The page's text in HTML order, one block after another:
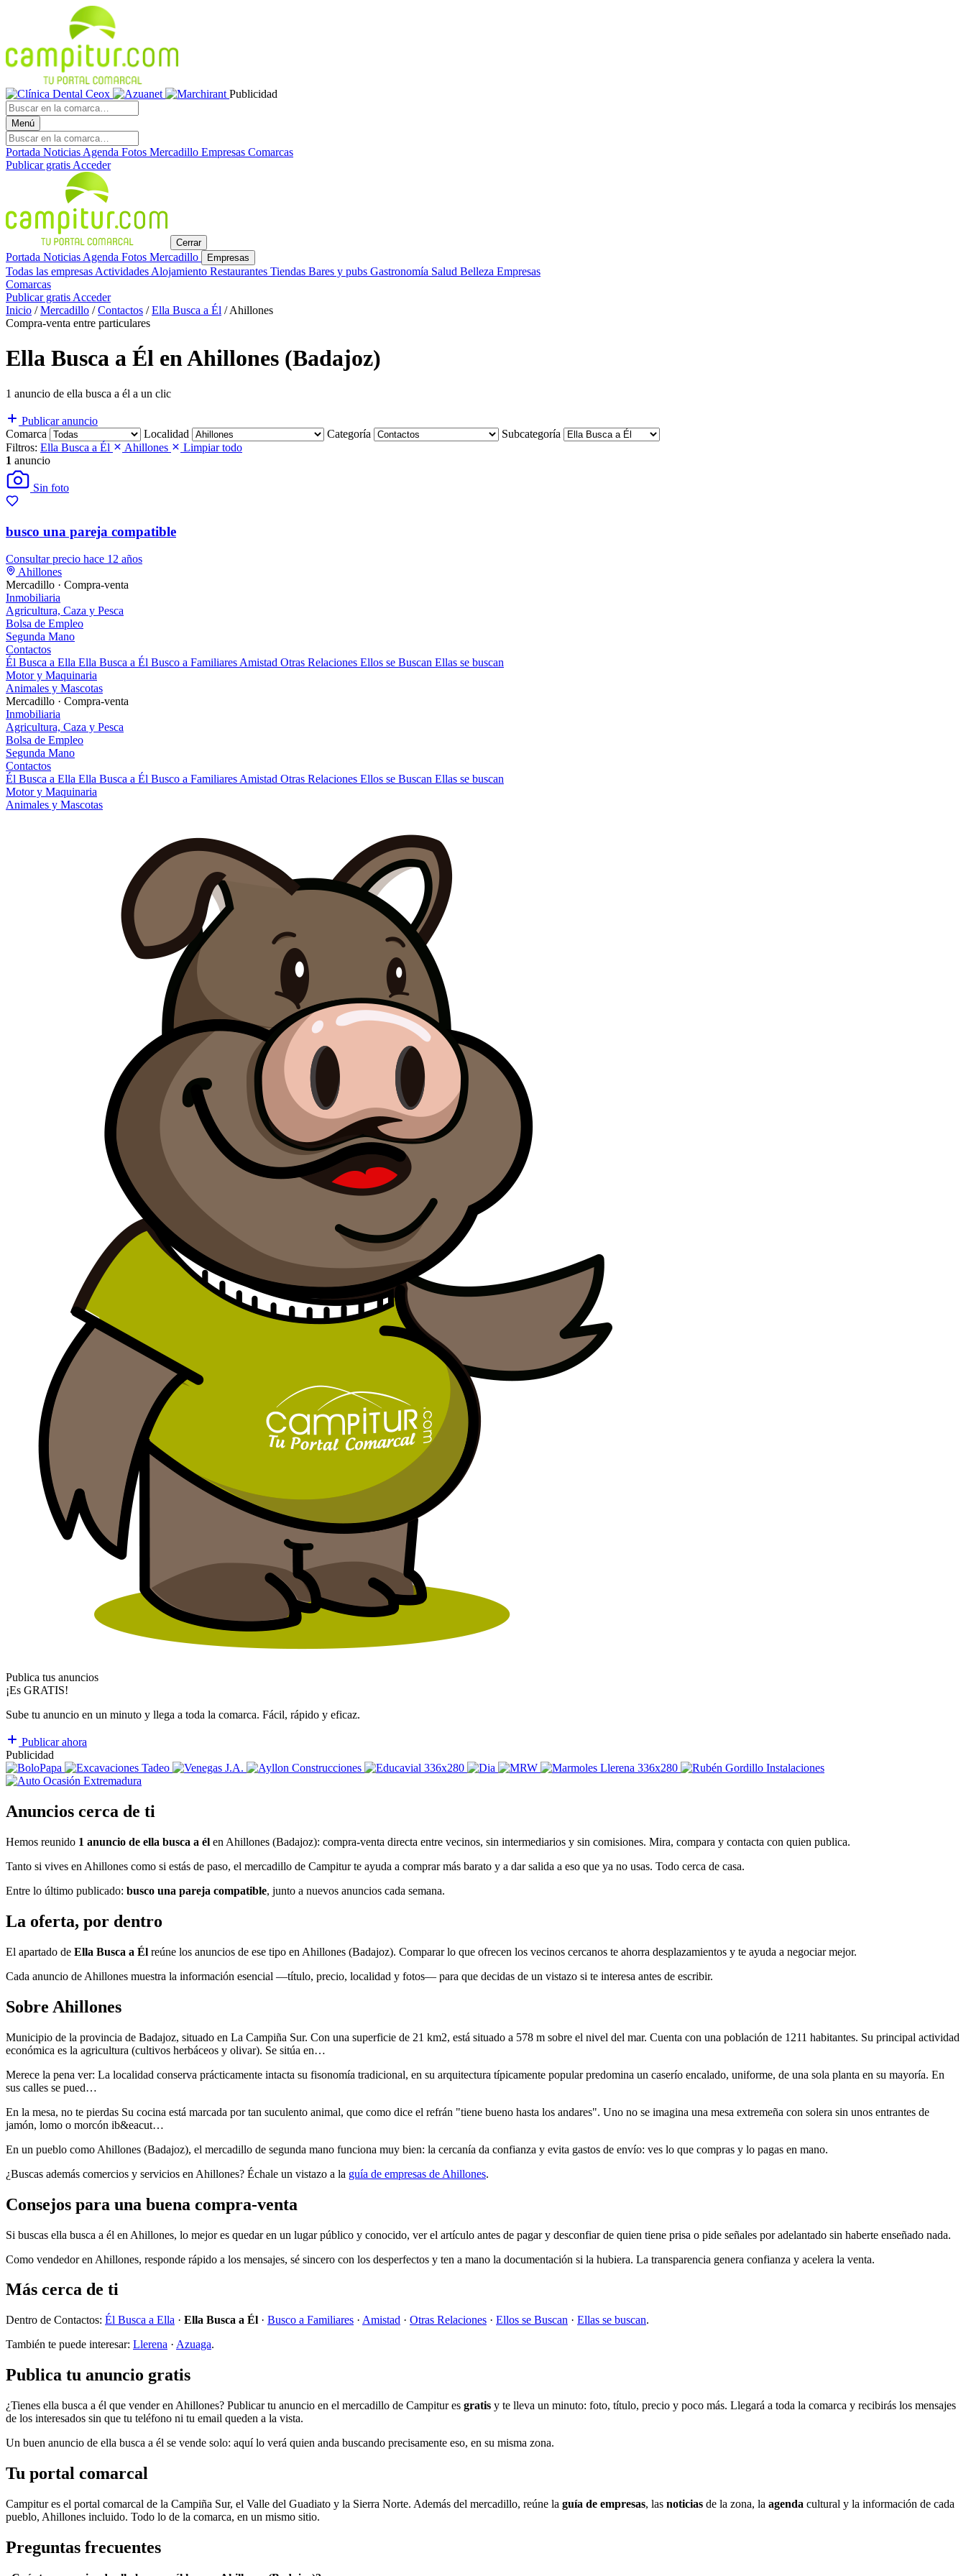
Publicidad
Menú
Portada Noticias Agenda Fotos Mercadillo Empresas Comarcas
Publicar gratis Acceder
Cerrar
Portada Noticias Agenda Fotos Mercadillo Empresas
Todas las empresas Actividades Alojamiento Restaurantes Tiendas Bares y pubs Gastronomía Salud Belleza Empresas
Comarcas
Publicar gratis Acceder
Inicio / Mercadillo / Contactos / Ella Busca a Él / Ahillones
Compra-venta entre particulares
Ella Busca a Él en Ahillones (Badajoz)
1 anuncio de ella busca a él a un clic
Publicar anuncio
Comarca
Localidad Categoría
Subcategoría
Filtros: Ella Busca a Él Ahillones
Limpiar todo
1 anuncio
Sin foto
busco una pareja compatible
Consultar precio hace 12 años
Ahillones
Mercadillo · Compra-venta
Inmobiliaria
Agricultura, Caza y Pesca
Bolsa de Empleo
Segunda Mano
Contactos
Él Busca a Ella Ella Busca a Él Busco a Familiares Amistad Otras Relaciones Ellos se Buscan Ellas se buscan
Motor y Maquinaria
Animales y Mascotas
Mercadillo · Compra-venta
Inmobiliaria
Agricultura, Caza y Pesca
Bolsa de Empleo
Segunda Mano
Contactos
Él Busca a Ella Ella Busca a Él Busco a Familiares Amistad Otras Relaciones Ellos se Buscan Ellas se buscan
Motor y Maquinaria
Animales y Mascotas
Publica tus anuncios
¡Es GRATIS!
Sube tu anuncio en un minuto y llega a toda la comarca. Fácil, rápido y eficaz.
Publicar ahora
Publicidad
Anuncios cerca de ti
Hemos reunido 1 anuncio de ella busca a él en Ahillones (Badajoz): compra-venta directa entre vecinos, sin intermediarios y sin comisiones. Mira, compara y contacta con quien publica.
Tanto si vives en Ahillones como si estás de paso, el mercadillo de Campitur te ayuda a comprar más barato y a dar salida a eso que ya no usas. Todo cerca de casa.
Entre lo último publicado: busco una pareja compatible, junto a nuevos anuncios cada semana.
La oferta, por dentro
El apartado de Ella Busca a Él reúne los anuncios de ese tipo en Ahillones (Badajoz). Comparar lo que ofrecen los vecinos cercanos te ahorra desplazamientos y te ayuda a negociar mejor.
Cada anuncio de Ahillones muestra la información esencial —título, precio, localidad y fotos— para que decidas de un vistazo si te interesa antes de escribir.
Sobre Ahillones
Municipio de la provincia de Badajoz, situado en La Campiña Sur. Con una superficie de 21 km2, está situado a 578 m sobre el nivel del mar. Cuenta con una población de 1211 habitantes. Su principal actividad
económica es la agricultura (cultivos herbáceos y olivar). Se sitúa en…
Merece la pena ver: La localidad conserva prácticamente intacta su fisonomía tradicional, en su arquitectura típicamente popular predomina un caserío encalado, uniforme, de una sola planta en su mayoría. En
sus calles se pued…
En la mesa, no te pierdas Su cocina está marcada por tan suculento animal, que como dice el refrán "tiene bueno hasta los andares". Uno no se imagina una mesa extremeña con solera sin unos entrantes de
jamón, lomo o morcón ib&eacut…
En un pueblo como Ahillones (Badajoz), el mercadillo de segunda mano funciona muy bien: la cercanía da confianza y evita gastos de envío: ves lo que compras y lo pagas en mano.
¿Buscas además comercios y servicios en Ahillones? Échale un vistazo a la guía de empresas de Ahillones.
Consejos para una buena compra-venta
Si buscas ella busca a él en Ahillones, lo mejor es quedar en un lugar público y conocido, ver el artículo antes de pagar y desconfiar de quien tiene prisa o pide señales por adelantado sin haberte enseñado nada.
Como vendedor en Ahillones, responde rápido a los mensajes, sé sincero con los desperfectos y ten a mano la documentación si la hubiera. La transparencia genera confianza y acelera la venta.
Más cerca de ti
Dentro de Contactos: Él Busca a Ella · Ella Busca a Él · Busco a Familiares · Amistad · Otras Relaciones · Ellos se Buscan · Ellas se buscan.
También te puede interesar: Llerena · Azuaga.
Publica tu anuncio gratis
¿Tienes ella busca a él que vender en Ahillones? Publicar tu anuncio en el mercadillo de Campitur es gratis y te lleva un minuto: foto, título, precio y poco más. Llegará a toda la comarca y recibirás los mensajes
de los interesados sin que tu teléfono ni tu email queden a la vista.
Un buen anuncio de ella busca a él se vende solo: aquí lo verá quien anda buscando precisamente eso, en su misma zona.
Tu portal comarcal
Campitur es el portal comarcal de la Campiña Sur, el Valle del Guadiato y la Sierra Norte. Además del mercadillo, reúne la guía de empresas, las noticias de la zona, la agenda cultural y la información de cada
pueblo, Ahillones incluido. Todo lo de la comarca, en un mismo sitio.
Preguntas frecuentes